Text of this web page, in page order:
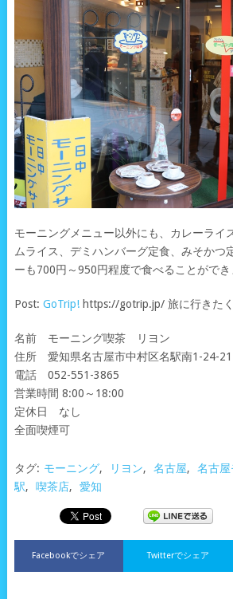
モーニングメニュー以外にも、カレーライ
ムライス、デミハンバーグ定食、みそかつ
ーも700円～950円程度で食べることができ
Post: GoTrip!https://gotrip.jp/ 旅に行きた
名前 モーニング喫茶 リヨン
住所 愛知県名古屋市中村区名駅南1-24-21
電話 052-551-3865
営業時間 8:00～18:00
定休日 なし
全面喫煙可
タグ: モーニング, リヨン, 名古屋, 名古
駅, 喫茶店, 愛知
Facebookでシェア Twitterでシェア